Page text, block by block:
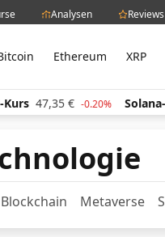
Analysen Reviews
Ethereum XRP
47,35 € -0.20% Solana-
Blockchain Metaverse